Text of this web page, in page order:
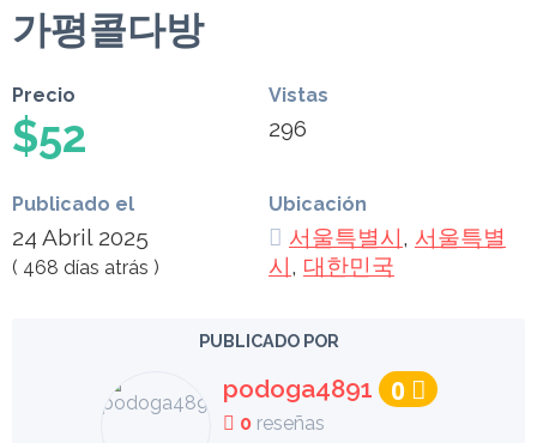
가평콜다방
Precio
$52
Vistas
296
Publicado el
24 Abril 2025
( 468 días atrás )
Ubicación
서울특별시, 서울특별
시, 대한민국
PUBLICADO POR
podoga4891 0
0reseñas